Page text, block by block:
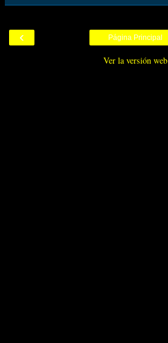
‹ Página Principal
Ver la versión web